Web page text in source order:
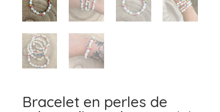
Bracelet en perles de